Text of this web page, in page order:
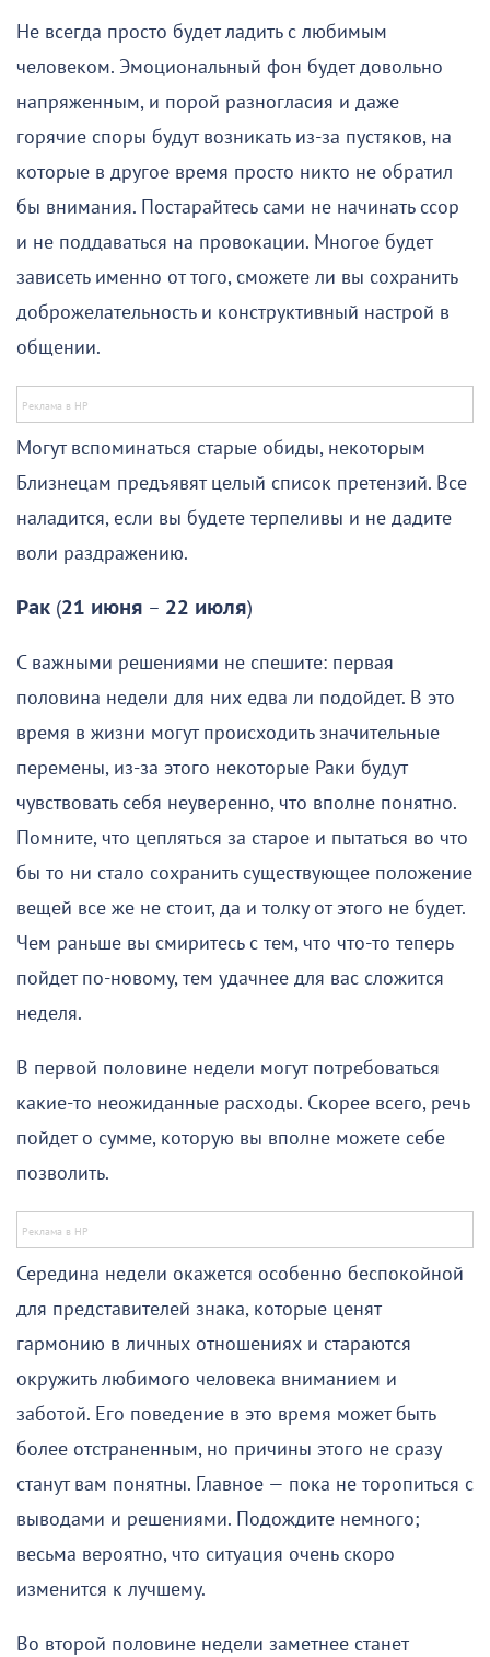
Не всегда просто будет ладить с любимым
человеком. Эмоциональный фон будет довольно
напряженным, и порой разногласия и даже
горячие споры будут возникать из-за пустяков, на
которые в другое время просто никто не обратил
бы внимания. Постарайтесь сами не начинать ссор
и не поддаваться на провокации. Многое будет
зависеть именно от того, сможете ли вы сохранить
доброжелательность и конструктивный настрой в
общении.
Могут вспоминаться старые обиды, некоторым
Близнецам предъявят целый список претензий. Все
наладится, если вы будете терпеливы и не дадите
воли раздражению.
Рак (21 июня – 22 июля)
С важными решениями не спешите: первая
половина недели для них едва ли подойдет. В это
время в жизни могут происходить значительные
перемены, из-за этого некоторые Раки будут
чувствовать себя неуверенно, что вполне понятно.
Помните, что цепляться за старое и пытаться во что
бы то ни стало сохранить существующее положение
вещей все же не стоит, да и толку от этого не будет.
Чем раньше вы смиритесь с тем, что что-то теперь
пойдет по-новому, тем удачнее для вас сложится
неделя.
В первой половине недели могут потребоваться
какие-то неожиданные расходы. Скорее всего, речь
пойдет о сумме, которую вы вполне можете себе
позволить.
Середина недели окажется особенно беспокойной
для представителей знака, которые ценят
гармонию в личных отношениях и стараются
окружить любимого человека вниманием и
заботой. Его поведение в это время может быть
более отстраненным, но причины этого не сразу
станут вам понятны. Главное — пока не торопиться с
выводами и решениями. Подождите немного;
весьма вероятно, что ситуация очень скоро
изменится к лучшему.
Во второй половине недели заметнее станет